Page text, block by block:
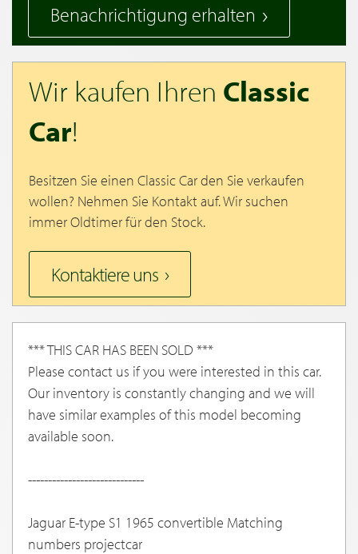
Benachrichtigung erhalten
Wir kaufen Ihren Classic
Car!
Besitzen Sie einen Classic Car den Sie verkaufen
wollen? Nehmen Sie Kontakt auf. Wir suchen
immer Oldtimer für den Stock.
Kontaktiere uns
*** THIS CAR HAS BEEN SOLD ***
Please contact us if you were interested in this car.
Our inventory is constantly changing and we will
have similar examples of this model becoming
available soon.
-----------------------------
Jaguar E-type S1 1965 convertible Matching
numbers projectcar